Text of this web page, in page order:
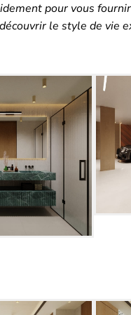
pour vous
le style de vie